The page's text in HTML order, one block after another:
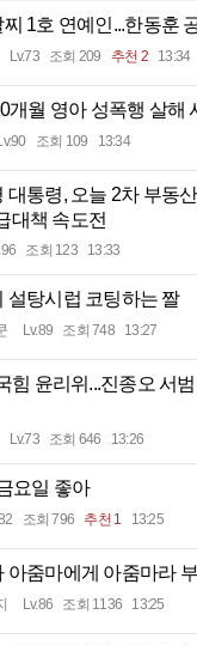
1호 연예인...한동훈
Lv.73 조회 209 추천 2 13:34
개월 영아 성폭행 살해
조회 109 13:34
대통령, 오늘 2차 부동
대책 속도전
조회 123 13:33
설탕시럽 코팅하는 짤
Lv.89 조회 748 13:27
힘 윤리위...진종오 서
Lv.73 조회 646 13:26
요일 좋아
조회 796 추천 1 13:25
아줌마에게 아줌마라
Lv.86 조회 1136 13:25